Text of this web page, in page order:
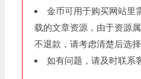
金币可用于购买网站里
载的文章资源，由于资源
不退款，请考虑清楚后选择
如有问题，请及时联系